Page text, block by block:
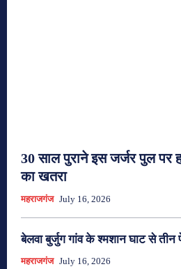
30 साल पुराने इस जर्जर पुल पर
का खतरा
महराजगंज July 16, 2026
बेलवा बुर्जुग गांव के श्मशान घाट से
महराजगंज July 16, 2026